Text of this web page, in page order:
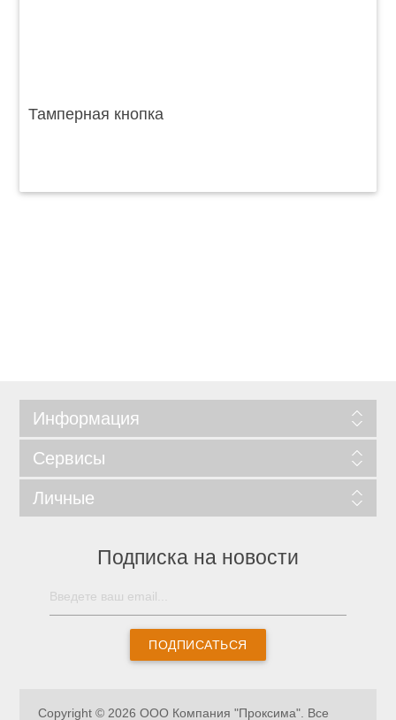
Тамперная кнопка
Информация
Сервисы
Личные
Подписка на новости
ПОДПИСАТЬСЯ
Copyright © 2026 ООО Компания "Проксима". Все